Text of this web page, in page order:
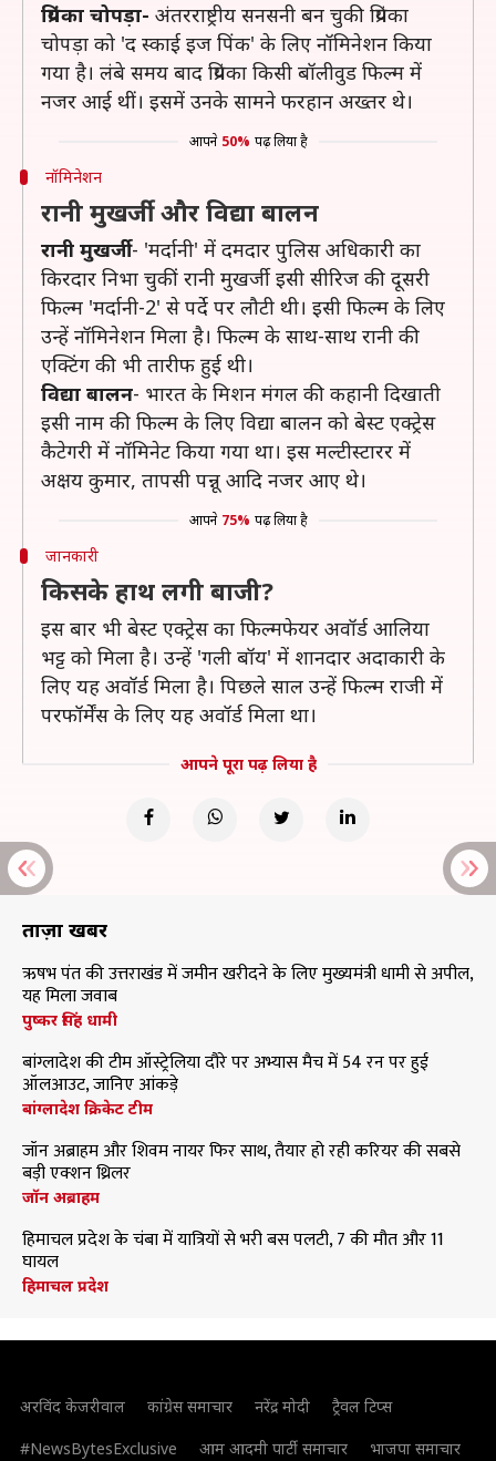
प्रियंका चोपड़ा- अंतरराष्ट्रीय सनसनी बन चुकी प्रियंका
चोपड़ा को 'द स्काई इज पिंक' के लिए नॉमिनेशन किया
गया है। लंबे समय बाद प्रियंका किसी बॉलीवुड फिल्म में
नजर आई थीं। इसमें उनके सामने फरहान अख्तर थे।
आपने 50% पढ़ लिया है
नॉमिनेशन
रानी मुखर्जी और विद्या बालन
रानी मुखर्जी- 'मर्दानी' में दमदार पुलिस अधिकारी का
किरदार निभा चुकीं रानी मुखर्जी इसी सीरिज की दूसरी
फिल्म 'मर्दानी-2' से पर्दे पर लौटी थी। इसी फिल्म के लिए
उन्हें नॉमिनेशन मिला है। फिल्म के साथ-साथ रानी की
एक्टिंग की भी तारीफ हुई थी।
विद्या बालन- भारत के मिशन मंगल की कहानी दिखाती
इसी नाम की फिल्म के लिए विद्या बालन को बेस्ट एक्ट्रेस
कैटेगरी में नॉमिनेट किया गया था। इस मल्टीस्टारर में
अक्षय कुमार, तापसी पन्नू आदि नजर आए थे।
आपने 75% पढ़ लिया है
जानकारी
किसके हाथ लगी बाजी?
इस बार भी बेस्ट एक्ट्रेस का फिल्मफेयर अवॉर्ड आलिया
भट्ट को मिला है। उन्हें 'गली बॉय' में शानदार अदाकारी के
लिए यह अवॉर्ड मिला है। पिछले साल उन्हें फिल्म राजी में
परफॉर्मेंस के लिए यह अवॉर्ड मिला था।
आपने पूरा पढ़ लिया है
ताज़ा खबरें
ऋषभ पंत की उत्तराखंड में जमीन खरीदने के लिए मुख्यमंत्री धामी से अपील,
यह मिला जवाब
पुष्कर सिंह धामी
बांग्लादेश की टीम ऑस्ट्रेलिया दौरे पर अभ्यास मैच में 54 रन पर हुई
ऑलआउट, जानिए आंकड़े
बांग्लादेश क्रिकेट टीम
जॉन अब्राहम और शिवम नायर फिर साथ, तैयार हो रही करियर की सबसे
बड़ी एक्शन थ्रिलर
जॉन अब्राहम
हिमाचल प्रदेश के चंबा में यात्रियों से भरी बस पलटी, 7 की मौत और 11
घायल
हिमाचल प्रदेश
अरविंद केजरीवाल कांग्रेस समाचार नरेंद्र मोदी
ट्रैवल टिप्स
#NewsBytesExclusive
आम आदमी पार्टी समाचार भाजपा समाचार